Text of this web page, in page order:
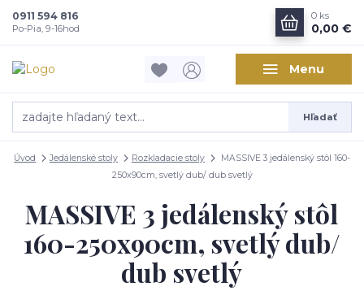
Menu
Hľadať
0911 594 816
Po-Pia, 9-16hod
0 ks
0,00 €
Úvod Jedálenské stoly Rozkladacie stoly
MASSIVE 3 jedálenský stôl 160-
250x90cm, svetlý dub/ dub svetlý
MASSIVE 3 jedálenský stôl
160-250x90cm, svetlý dub/
dub svetlý